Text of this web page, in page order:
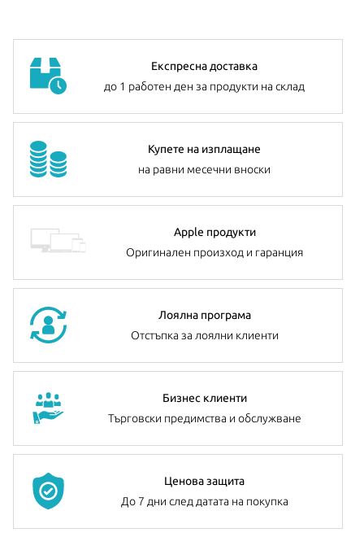
Експресна доставка
до 1 работен ден за продукти на склад
Купете на изплащане
на равни месечни вноски
Apple продукти
Оригинален произход и гаранция
Лоялна програма
Отстъпка за лоялни клиенти
Бизнес клиенти
Търговски предимства и обслужване
Ценова защита
До 7 дни след датата на покупка